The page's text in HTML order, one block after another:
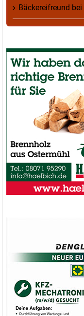
Bäckereifreund bei